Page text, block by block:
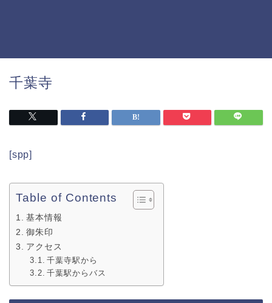
千葉寺
[spp]
Table of Contents
基本情報
御朱印
アクセス
千葉寺駅から
千葉駅からバス